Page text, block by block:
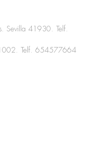
s
a
p
Sevilla 41930. Telf.
Telf. 654577664